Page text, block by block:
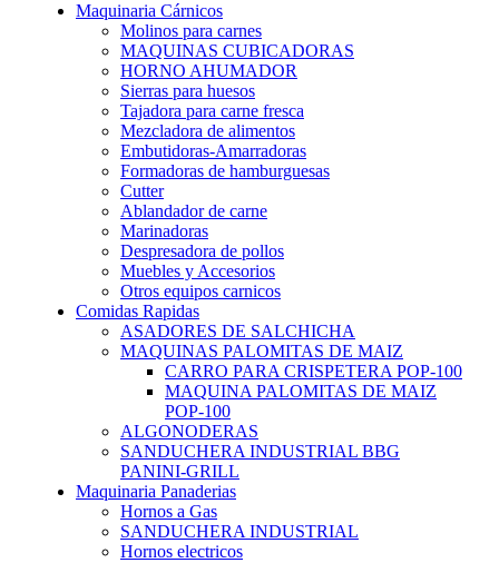
Maquinaria Cárnicos
Molinos para carnes
MAQUINAS CUBICADORAS
HORNO AHUMADOR
Sierras para huesos
Tajadora para carne fresca
Mezcladora de alimentos
Embutidoras-Amarradoras
Formadoras de hamburguesas
Cutter
Ablandador de carne
Marinadoras
Despresadora de pollos
Muebles y Accesorios
Otros equipos carnicos
Comidas Rapidas
ASADORES DE SALCHICHA
MAQUINAS PALOMITAS DE MAIZ
CARRO PARA CRISPETERA POP-100
MAQUINA PALOMITAS DE MAIZ
POP-100
ALGONODERAS
SANDUCHERA INDUSTRIAL BBG
PANINI-GRILL
Maquinaria Panaderias
Hornos a Gas
SANDUCHERA INDUSTRIAL
Hornos electricos